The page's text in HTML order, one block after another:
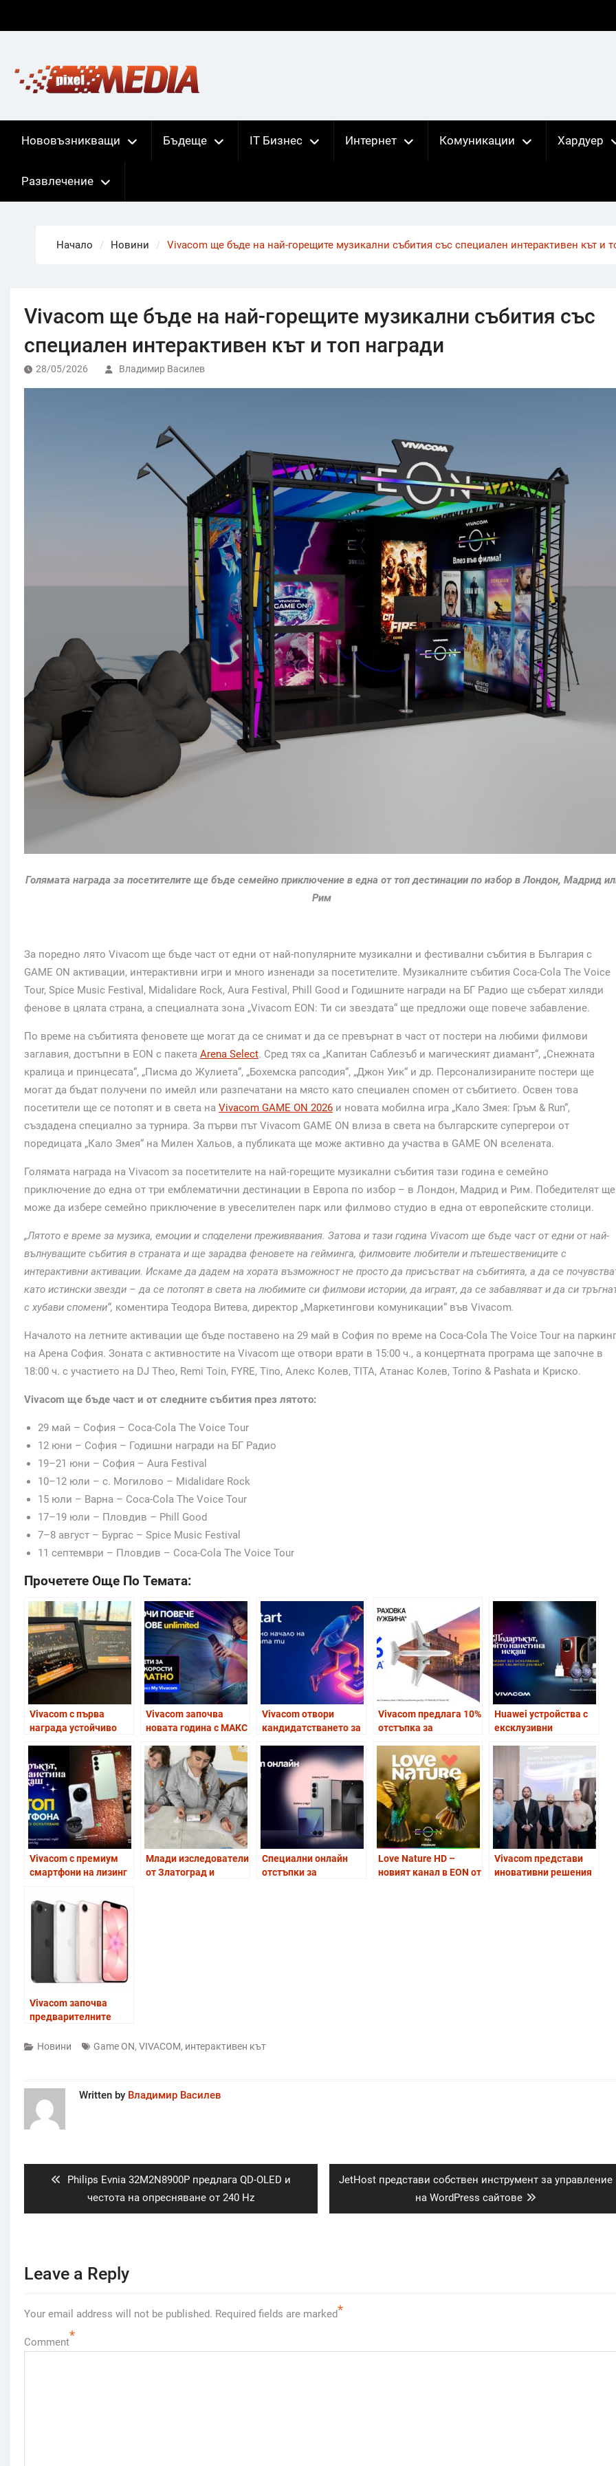
Нововъзникващи Бъдеще IT Бизнес Интернет Комуникации Хардуер
Развлечение
Начало Новини Vivacom ще бъде на най-горещите музикални събития със специален интерактивен кът и
Vivacom ще бъде на най-горещите музикални събития със
специален интерактивен кът и топ награди
28/05/2026 Владимир Василев
Голямата награда за посетителите ще бъде семейно приключение в една от топ дестинации по избор в Лондон, Мадрид
Рим
За поредно лято Vivacom ще бъде част от едни от най-популярните музикални и фестивални събития в България с
GAME ON активации, интерактивни игри и много изненади за посетителите. Музикалните събития Coca-Cola The Voice
Tour, Spice Music Festival, Midalidare Rock, Aura Festival, Phill Good и Годишните награди на БГ Радио ще съберат хиляди
фенове в цялата страна, а специалната зона „Vivacom EON: Ти си звездата“ ще предложи още повече забавление.
По време на събитията феновете ще могат да се снимат и да се превърнат в част от постери на любими филмови
заглавия, достъпни в EON с пакета Arena Select. Сред тях са „Капитан Саблезъб и магическият диамант“, „Снежната
кралица и принцесата“, „Писма до Жулиета“, „Бохемска рапсодия“, „Джон Уик“ и др. Персонализираните постери ще
могат да бъдат получени по имейл или разпечатани на място като специален спомен от събитието. Освен това
посетители ще се потопят и в света на Vivacom GAME ON 2026 и новата мобилна игра „Кало Змея: Гръм & Run“,
създадена специално за турнира. За първи път Vivacom GAME ON влиза в света на българските супергерои от
поредицата „Кало Змея“ на Милен Хальов, а публиката ще може активно да участва в GAME ON вселената.
Голямата награда на Vivacom за посетителите на най-горещите музикални събития тази година е семейно
приключение до една от три емблематични дестинации в Европа по избор – в Лондон, Мадрид и Рим. Победителят ще
може да избере семейно приключение в увеселителен парк или филмово студио в една от европейските столици.
„Лятото е време за музика, емоции и споделени преживявания. Затова и тази година Vivacom ще бъде част от едни от най-
вълнуващите събития в страната и ще зарадва феновете на гейминга, филмовите любители и пътешествениците с
интерактивни активации. Искаме да дадем на хората възможност не просто да присъстват на събитията, а да се
като истински звезди – да се потопят в света на любимите си филмови истории, да играят, да се забавляват и да си
с хубави спомени“, коментира Теодора Витева, директор „Маркетингови комуникации“ във Vivacom.
Началото на летните активации ще бъде поставено на 29 май в София по време на Coca-Cola The Voice Tour на
на Арена София. Зоната с активностите на Vivacom ще отвори врати в 15:00 ч., а концертната програма ще започне в
18:00 ч. с участието на DJ Theo, Remi Toin, FYRE, Tino, Алекс Колев, TITA, Атанас Колев, Torino & Pashata и Криско.
Vivacom ще бъде част и от следните събития през лятото:
29 май – София – Coca-Cola The Voice Tour
12 юни – София – Годишни награди на БГ Радио
19–21 юни – София – Aura Festival
10–12 юли – с. Могилово – Midalidare Rock
15 юли – Варна – Coca-Cola The Voice Tour
17–19 юли – Пловдив – Phill Good
7–8 август – Бургас – Spice Music Festival
11 септември – Пловдив – Coca-Cola The Voice Tour
Прочетете Още По Темата:
Vivacom с първа
награда устойчиво
of Influence Awards
2025
Vivacom започва
новата година с МАКС
Unlimited планове
Vivacom отвори
кандидатстването за
програма:
възможност за първи
кариерен старт
Vivacom предлага 10%
отстъпка за
„Пътуване в чужбина“
до края на април
Huawei устройства с
ексклузивни
Vivacom през
декември
Vivacom с премиум
смартфони на лизинг
Коледа
Млади изследователи
от Златоград и
Специални онлайн
отстъпки за
Love Nature HD –
новият канал в EON от
Vivacom представи
иновативни решения
Vivacom започва
предварителните
iPhone 17e
Новини Game ON, VIVACOM, интерактивен кът
Written by Владимир Василев
Previous
post:
Philips Evnia 32M2N8900P предлага QD-OLED и
честота на опресняване от 240 Hz
Next
JetHost представи собствен инструмент за управление
на WordPress сайтове
Leave a Reply
Your email address will not be published. Required fields are marked*
Comment*